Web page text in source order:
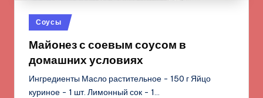
Опубликовано
в
Соусы
Майонез с соевым соусом в
домашних условиях
Ингредиенты Масло растительное - 150 г Яйцо
куриное - 1 шт. Лимонный сок - 1…